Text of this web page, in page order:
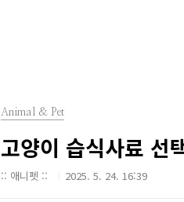
Animal & Pet
고양이 습식사료 선
:: 애니펫 :: 2025. 5. 24. 16:39